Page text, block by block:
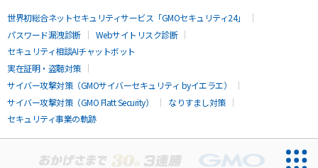
世界初総合ネットセキュリティサービス「GMOセキュリティ24」
パスワード漏洩診断
Webサイトリスク診断
セキュリティ相談AIチャットボット
実在証明・盗聴対策
サイバー攻撃対策（GMOサイバーセキュリティ byイエラエ）
サイバー攻撃対策（GMO Flatt Security）
なりすまし対策
セキュリティ事業の軌跡